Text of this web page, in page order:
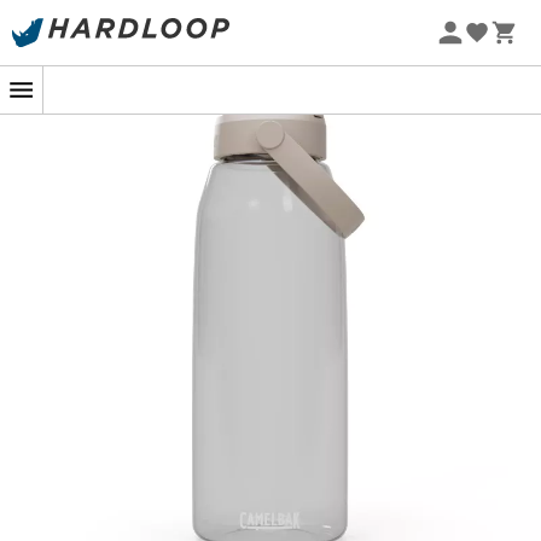
Promos d'été 🔥 -5 % EXTRA dès 2 produits* code Summer5
-5% Extra - Code Summer5